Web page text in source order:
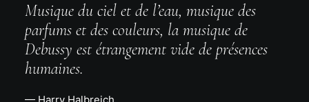
Musique du ciel et de l’eau, musique des
parfums et des couleurs, la musique de
Debussy est étrangement vide de présences
humaines.